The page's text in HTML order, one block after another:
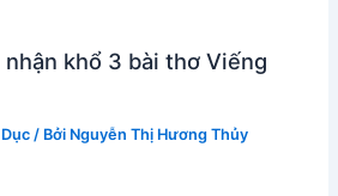
khổ 3 bài thơ Viếng
/ Bởi Nguyễn Thị Hương Thủy